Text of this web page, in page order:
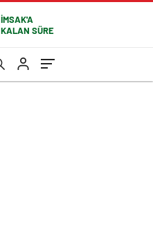
İMSAK'A
KALAN SÜRE